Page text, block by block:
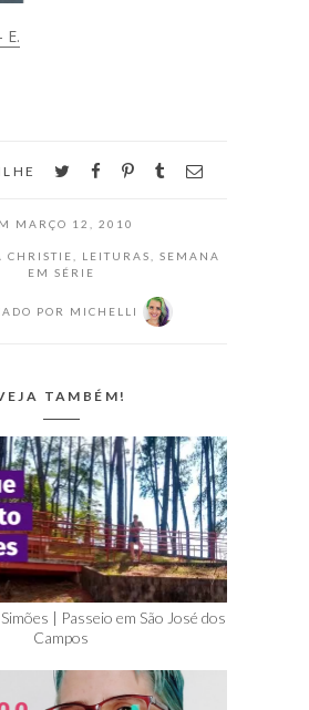
E.
twitterfacebookpinterest
tumblr
MARÇO 12, 2010
CHRISTIE LEITURAS
SEMANA
EM SÉRIE
POR MICHELLI
TAMBÉM!
| Passeio em São José dos
Campos